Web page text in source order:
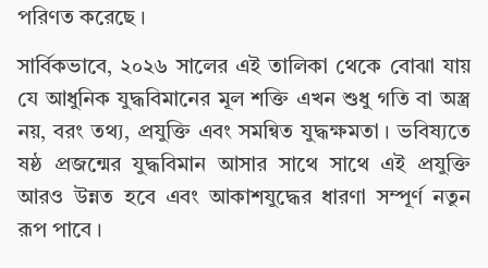
পরিণত করেছে।
সার্বিকভাবে, ২০২৬ সালের এই তালিকা থেকে বোঝা যায়
যে আধুনিক যুদ্ধবিমানের মূল শক্তি এখন শুধু গতি বা অস্ত্র
নয়, বরং তথ্য, প্রযুক্তি এবং সমন্বিত যুদ্ধক্ষমতা। ভবিষ্যতে
ষষ্ঠ প্রজন্মের যুদ্ধবিমান আসার সাথে সাথে এই প্রযুক্তি
আরও উন্নত হবে এবং আকাশযুদ্ধের ধারণা সম্পূর্ণ নতুন
রূপ পাবে।